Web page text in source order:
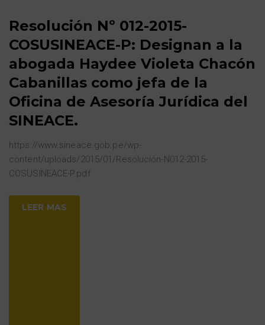
Resolución Nº 012-2015-
COSUSINEACE-P: Designan a la
abogada Haydee Violeta Chacón
Cabanillas como jefa de la
Oficina de Asesoría Jurídica del
SINEACE.
https://www.sineace.gob.pe/wp-
content/uploads/2015/01/Resolución-N012-2015-
COSUSINEACE-P.pdf
LEER MAS